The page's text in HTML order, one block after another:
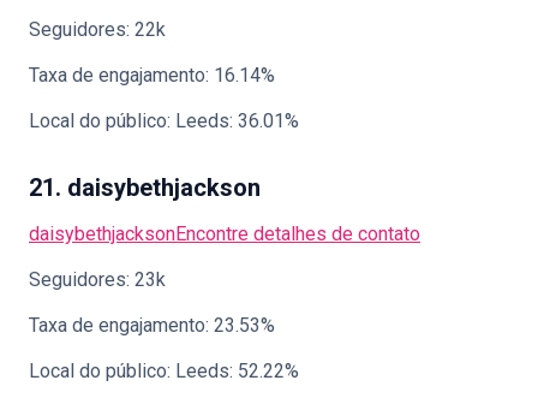
Seguidores: 22k
Taxa de engajamento: 16.14%
Local do público: Leeds: 36.01%
21. daisybethjackson
daisybethjacksonEncontre detalhes de contato
Seguidores: 23k
Taxa de engajamento: 23.53%
Local do público: Leeds: 52.22%